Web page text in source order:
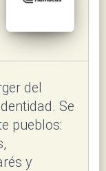
del
Se
pueblos:
y